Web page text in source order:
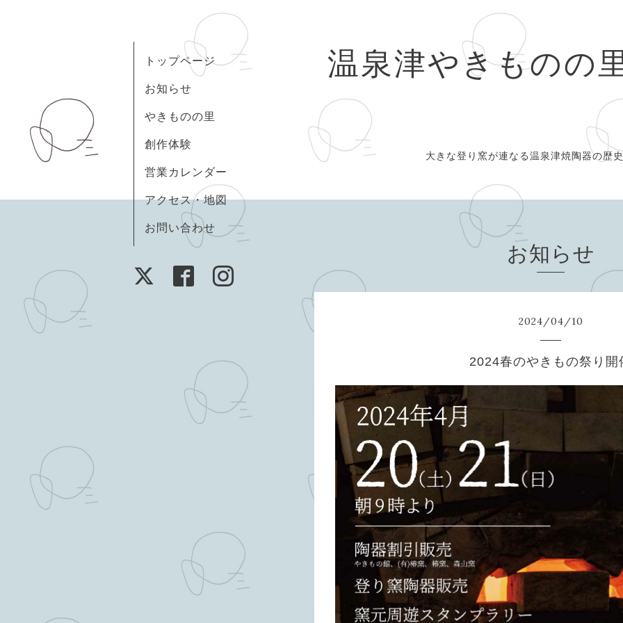
温泉津やきものの
大きな登り窯が連なる温泉津焼陶器の歴
トップページ
お知らせ
やきものの里
創作体験
営業カレンダー
アクセス・地図
お問い合わせ
お知らせ
2024/04/10
2024春のやきもの祭り開